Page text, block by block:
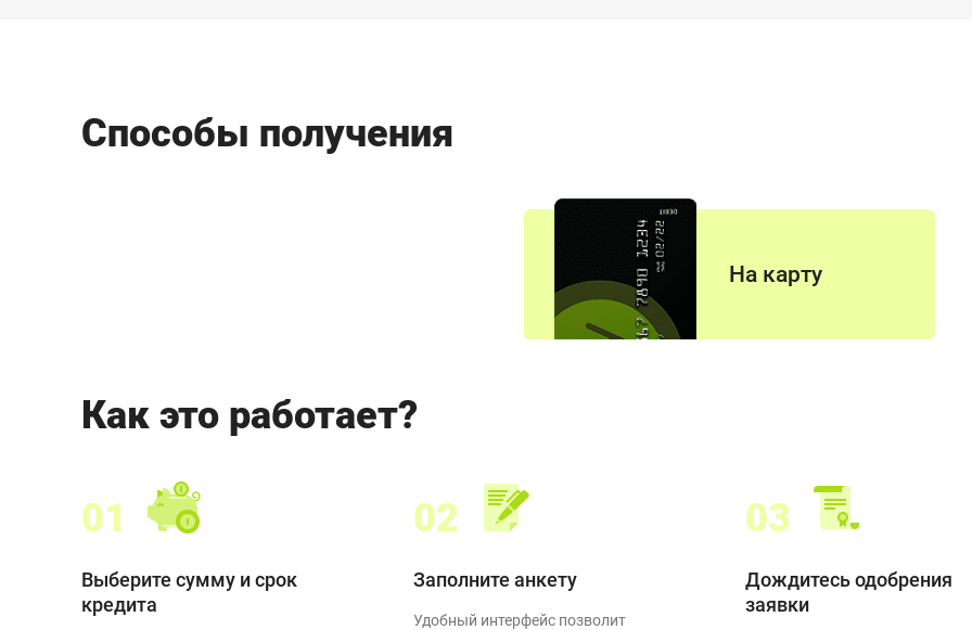
Способы получения
На карту
Как это работает?
01
Выберите сумму и срок
кредита
02
Заполните анкету
Удобный интерфейс позволит
03
Дождитесь одобрения
заявки
График работы горячей линии:
Пн-Вс: